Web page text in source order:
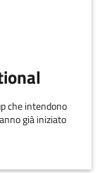
che intendono
già iniziato